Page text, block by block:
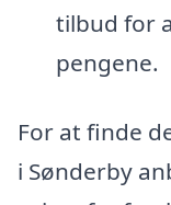
tilbud for
pengene.
For at finde
i Sønderby